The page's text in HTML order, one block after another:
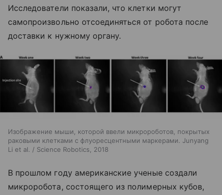
Исследователи показали, что клетки могут
самопроизвольно отсоединяться от робота после
доставки к нужному органу.
Изображение мыши, которой ввели микророботов, покрытых
раковыми клетками с флуоресцентными маркерами. Junyang
Li et al. / Science Robotics, 2018
В прошлом году американские ученые создали
микроробота, состоящего из полимерных кубов,